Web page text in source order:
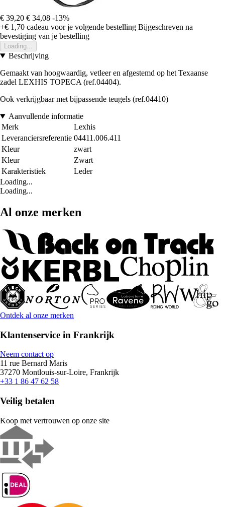
€ 39,20 € 34,08 -13%
+€ 1,70 cadeau voor je volgende bestelling Bijgeschreven na
bevestiging van je bestelling
Loading...
Beschrijving
Gemaakt van hoogwaardig, vetleer en afgestemd op het Texaanse
zadel LEXHIS TOPECA (ref.04404).
Ook verkrijgbaar met bijpassende teugels (ref.04410)
Aanvullende informatie
Merk
Lexhis
Leveranciersreferentie 04411.006.411
Kleur
zwart
Kleur
Zwart
Karakteristiek
Leder
Loading...
Loading...
Al onze merken
Ontdek al onze merken
Klantenservice in Frankrijk
Neem contact op
11 rue Bernard Maris
37270 Montlouis-sur-Loire, Frankrijk
+33 1 86 47 62 58
Veilig betalen
Koop met vertrouwen op onze site